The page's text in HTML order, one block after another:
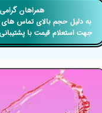
​​همراهان
به دلیل حجم بالای تماس های
جهت استعلام قیمت با